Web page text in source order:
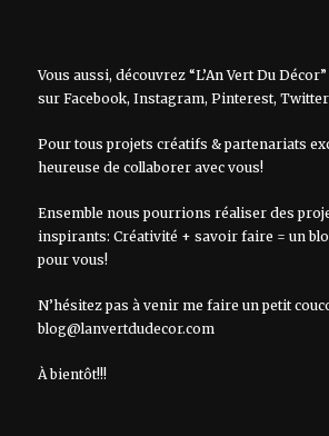
Vous aussi, découvrez “L’An Vert Du
sur Facebook, Instagram, Pinterest, Twitter
Pour tous projets créatifs & partenariats
heureuse de collaborer avec vous!
Ensemble nous pourrions réaliser des
inspirants: Créativité + savoir faire = un
pour vous!
N’hésitez pas à venir me faire un petit
blog@lanvertdudecor.com
À bientôt!!!